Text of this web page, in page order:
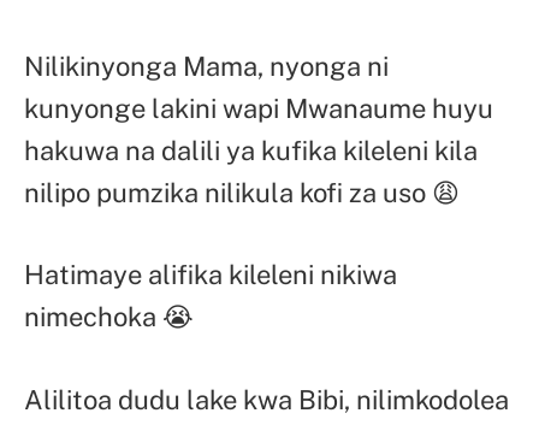
Nilikinyonga Mama, nyonga ni
kunyonge lakini wapi Mwanaume huyu
hakuwa na dalili ya kufika kileleni kila
nilipo pumzika nilikula kofi za uso 😩
Hatimaye alifika kileleni nikiwa
nimechoka 😭
Alilitoa dudu lake kwa Bibi, nilimkodolea